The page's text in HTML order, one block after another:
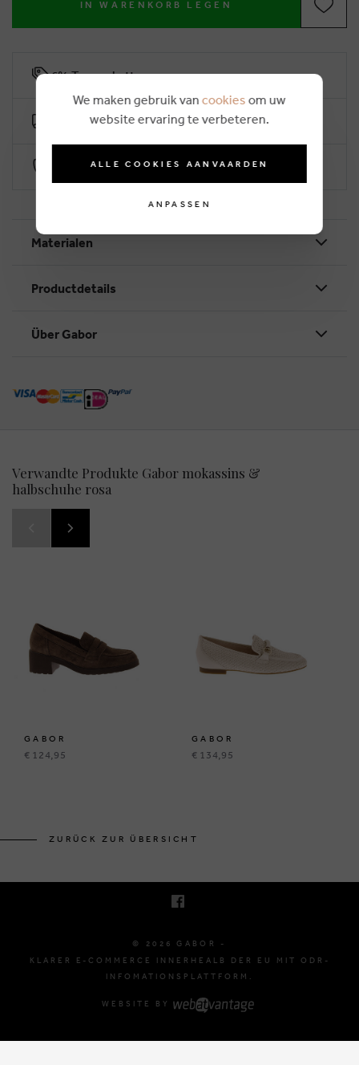
IN WARENKORB LEGEN
6% Treuerabatt
Kostenlose Lieferung ab €50
Sichere Zahlung durch Worldline
Materialen
Productdetails
Über Gabor
Verwandte Produkte Gabor mokassins &
halbschuhe rosa
GABOR
€ 124,95
GABOR
€ 134,95
ZURÜCK ZUR ÜBERSICHT
© 2026 GABOR -
KLARER E-COMMERCE INNERHEALB DER EU MIT ODR-
INFOMATIONSPLATTFORM.
WEBSITE BY
We maken gebruik van cookies om uw
website ervaring te verbeteren.
ALLE COOKIES AANVAARDEN
ANPASSEN